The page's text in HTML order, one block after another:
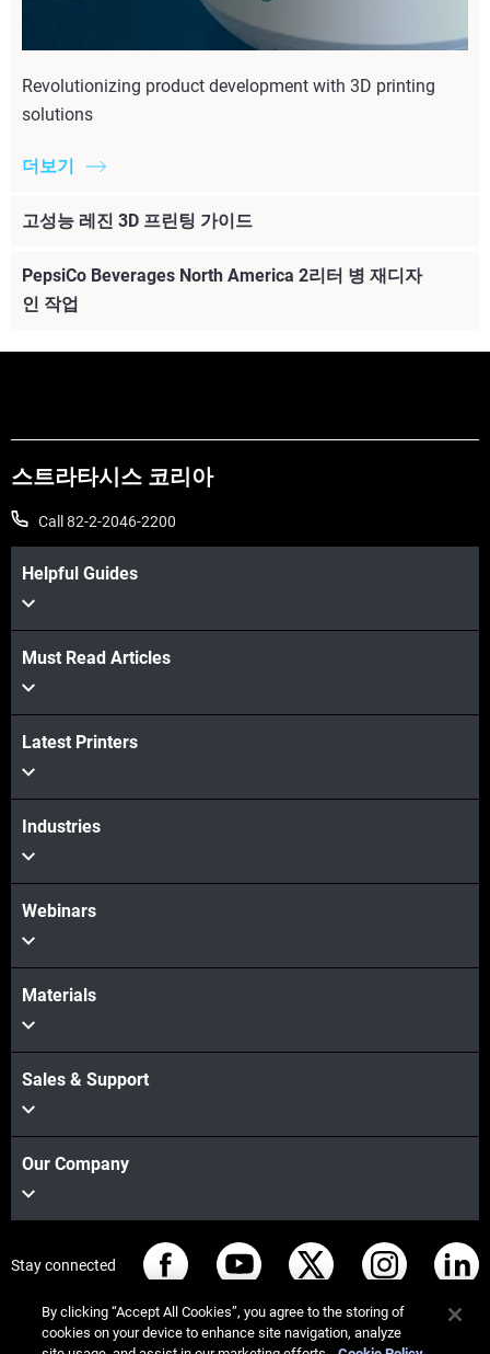
Revolutionizing product development with 3D printing
solutions
더보기
고성능 레진 3D 프린팅 가이드
더보기
PepsiCo Beverages North America 2리터 병 재디자
인 작업
더보기
스트라타시스 코리아
Call 82-2-2046-2200
Helpful Guides
Must Read Articles
Latest Printers
Industries
Webinars
Materials
Sales & Support
Our Company
Stay connected
By clicking “Accept All Cookies”, you agree to the storing of
cookies on your device to enhance site navigation, analyze